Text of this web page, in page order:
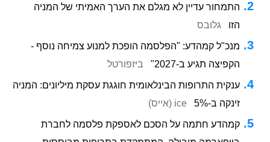
התמחור עדיין לא מגלם את הערך האמיתי של המניה
הזו
גלובס
מנכ"ל קמהדע: "הפלסמה הופכת למנוע צמיחה נוסף -
הקפיצה תגיע ב-2027"
ביזפורטל
ענקית התרופות הבינלאומית חוגגת עסקת מיליונים: המניה
זינקה ב-5%
ice (אייס)
קמהדע חתמה על הסכם לאספקת פלסמה לחברת